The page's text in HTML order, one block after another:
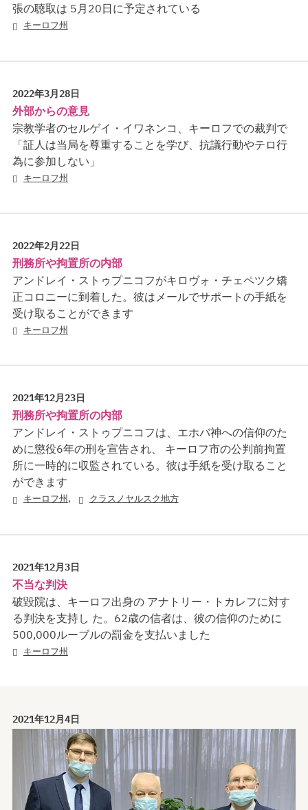
張の聴取は 5月20日に予定されている
キーロフ州
2022年3月28日
外部からの意見
宗教学者のセルゲイ・イワネンコ、キーロフでの裁判で
「証人は当局を尊重することを学び、抗議行動やテロ行
為に参加しない」
キーロフ州
2022年2月22日
刑務所や拘置所の内部
アンドレイ・ストゥプニコフがキロヴォ・チェペツク矯
正コロニーに到着した。彼はメールでサポートの手紙を
受け取ることができます
キーロフ州
2021年12月23日
刑務所や拘置所の内部
アンドレイ・ストゥプニコフは、エホバ神への信仰のた
めに懲役6年の刑を宣告され、 キーロフ市の公判前拘置
所に一時的に収監されている。彼は手紙を受け取ること
ができます
キーロフ州, クラスノヤルスク地方
2021年12月3日
不当な判決
破毀院は、キーロフ出身の アナトリー・トカレフに対す
る判決を支持し た。62歳の信者は、彼の信仰のために
500,000ルーブルの罰金を支払いました
キーロフ州
2021年12月4日